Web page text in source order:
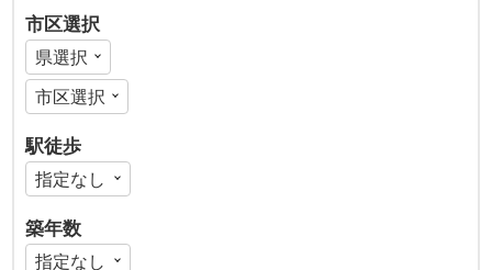
市区選択
駅徒歩
築年数